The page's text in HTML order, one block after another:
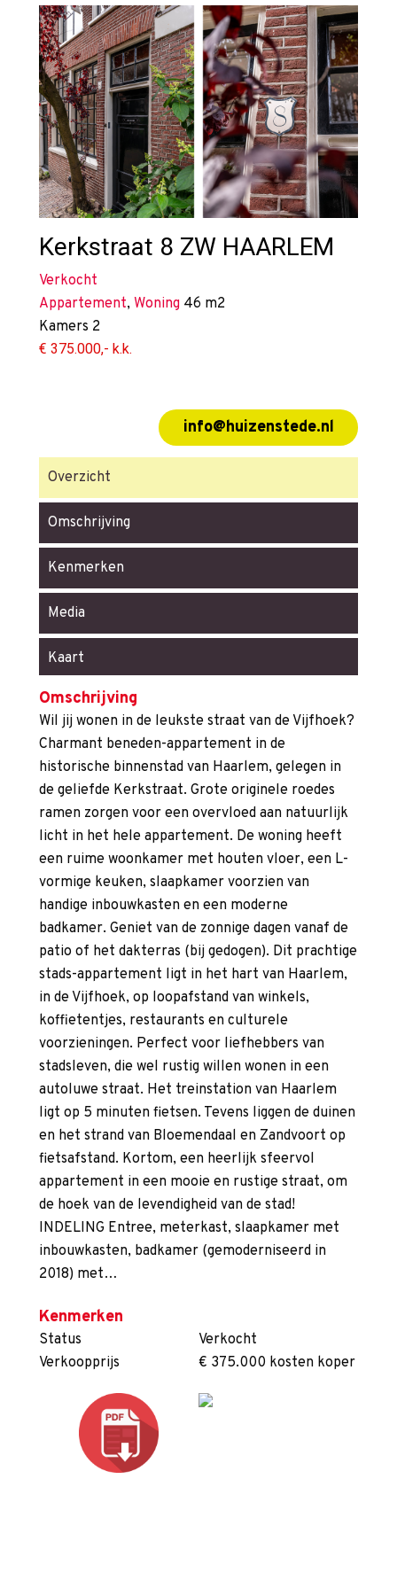
Kerkstraat 8 ZW HAARLEM
Verkocht
Appartement, Woning 46 m2
Kamers 2
€ 375.000,- k.k.
info@huizenstede.nl
Overzicht
Omschrijving
Kenmerken
Media
Kaart
Omschrijving
Wil jij wonen in de leukste straat van de Vijfhoek?
Charmant beneden-appartement in de
historische binnenstad van Haarlem, gelegen in
de geliefde Kerkstraat. Grote originele roedes
ramen zorgen voor een overvloed aan natuurlijk
licht in het hele appartement. De woning heeft
een ruime woonkamer met houten vloer, een L-
vormige keuken, slaapkamer voorzien van
handige inbouwkasten en een moderne
badkamer. Geniet van de zonnige dagen vanaf de
patio of het dakterras (bij gedogen). Dit prachtige
stads-appartement ligt in het hart van Haarlem,
in de Vijfhoek, op loopafstand van winkels,
koffietentjes, restaurants en culturele
voorzieningen. Perfect voor liefhebbers van
stadsleven, die wel rustig willen wonen in een
autoluwe straat. Het treinstation van Haarlem
ligt op 5 minuten fietsen. Tevens liggen de duinen
en het strand van Bloemendaal en Zandvoort op
fietsafstand. Kortom, een heerlijk sfeervol
appartement in een mooie en rustige straat, om
de hoek van de levendigheid van de stad!
INDELING Entree, meterkast, slaapkamer met
inbouwkasten, badkamer (gemoderniseerd in
2018) met…
Kenmerken
Status
Verkocht
Verkoopprijs
€ 375.000 kosten koper